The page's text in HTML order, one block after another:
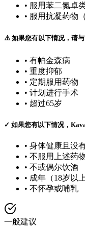
• 服用苯二氮卓
• 服用抗凝药物
⚠️ 如果您有以下情况，请与
• 有帕金森病
• 重度抑郁
• 定期服用药物
• 计划进行手术
• 超过65岁
✓ 如果您有以下情况，
• 身体健康且没
• 不服用上述药
• 不或偶尔饮酒
• 成年（18岁以上
• 不怀孕或哺乳
一般建议